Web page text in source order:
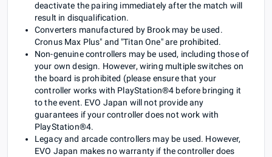
deactivate the pairing immediately after the match will
result in disqualification.
Converters manufactured by Brook may be used.
Cronus Max Plus" and "Titan One" are prohibited.
Non-genuine controllers may be used, including those of
your own design. However, wiring multiple switches on
the board is prohibited (please ensure that your
controller works with PlayStation®4 before bringing it
to the event. EVO Japan will not provide any
guarantees if your controller does not work with
PlayStation®4.
Legacy and arcade controllers may be used. However,
EVO Japan makes no warranty if the controller does